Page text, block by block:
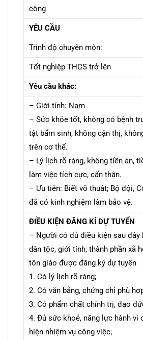
công
YÊU CẦU
Trình độ chuyên môn:
Tốt nghiệp THCS trở lên
Yêu cầu khác:
– Giới tính: Nam
– Sức khỏe tốt, không có bệnh
tật bẩm sinh, không cận thị,
trên cơ thể.
– Lý lịch rõ ràng, không tiền án,
làm việc tích cực, cẩn thận.
– Ưu tiên: Biết võ thuật; Bộ đội,
đã có kinh nghiệm làm bảo vệ.
ĐIỀU KIỆN ĐĂNG KÍ DỰ TUYỂN
– Người có đủ điều kiện sau đây
dân tộc, giới tính, thành phần xã
tôn giáo được đăng ký dự tuyển
1. Có lý lịch rõ ràng;
2. Có văn bằng, chứng chỉ phù
3. Có phẩm chất chính trị, đạo
4. Đủ sức khoẻ, năng lực hành vi
hiện nhiệm vụ công việc;